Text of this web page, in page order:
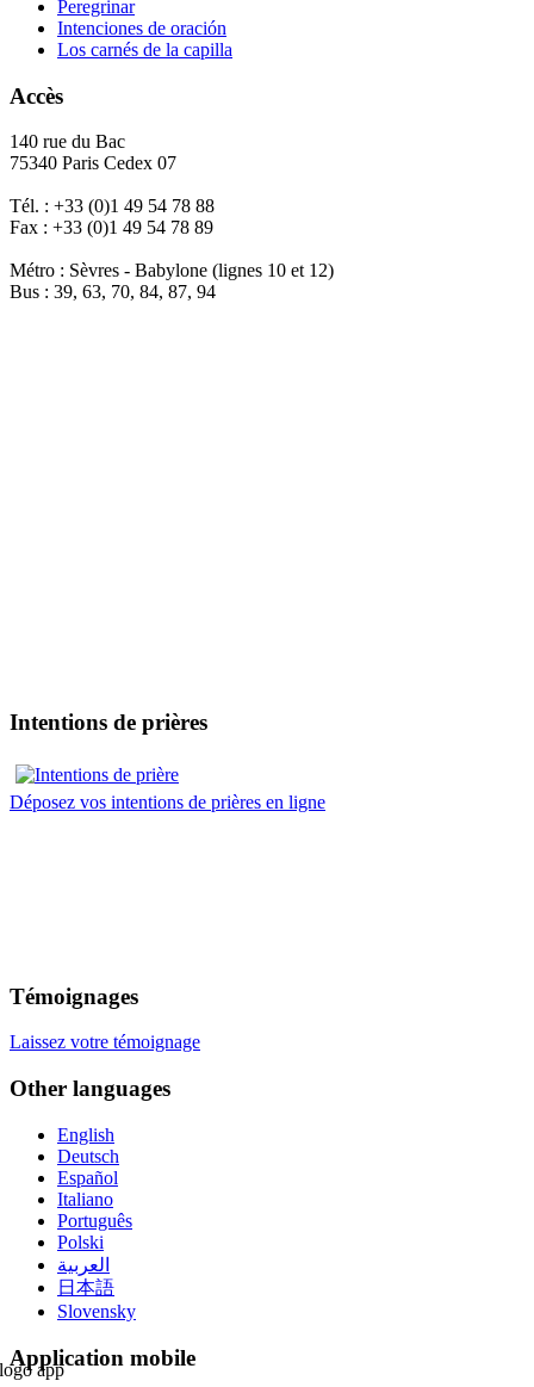
Peregrinar
Intenciones de oración
Los carnés de la capilla
Accès
140 rue du Bac
75340 Paris Cedex 07
Tél. : +33 (0)1 49 54 78 88
Fax : +33 (0)1 49 54 78 89
Métro : Sèvres - Babylone (lignes 10 et 12)
Bus : 39, 63, 70, 84, 87, 94
Intentions de prières
Déposez vos intentions de prières en ligne
Témoignages
Laissez votre témoignage
Other languages
English
Deutsch
Español
Italiano
Português
Polski
العربية
日本語
Slovensky
Application mobile